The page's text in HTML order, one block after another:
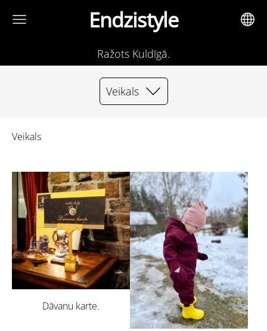
Endzistyle
Ražots Kuldīgā.
Veikals
Veikals
Dāvanu karte.